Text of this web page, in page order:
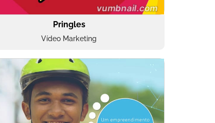
Pringles
Vídeo Marketing